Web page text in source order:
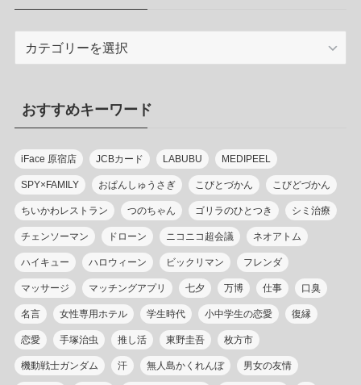
リ
ー
おすすめキーワード
iFace 原宿店 JCBカード LABUBU MEDIPEEL
SPY×FAMILY おぱんしゅうさぎ こびとづかん こびどづかん
ちいかわレストラン つのちゃん ゴリラのひとつき シミ治療
チェンソーマン ドローン ニコニコ超会議 ネオアトム
ハイキュー ハロウィーン ビックリマン フレンダ
マッサージ マッチングアプリ 七夕 万博 仕事 口臭
名言 女性専用ホテル 学生時代 小中学生の恋愛 復縁
恋愛 手塚治虫 推し活 東野圭吾 枚方市
機動戦士ガンダム 汗 無人島かくれんぼ 男女の友情